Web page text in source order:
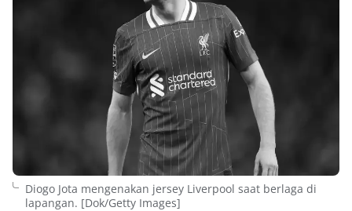
Diogo Jota mengenakan jersey Liverpool saat berlaga di
lapangan. [Dok/Getty Images]